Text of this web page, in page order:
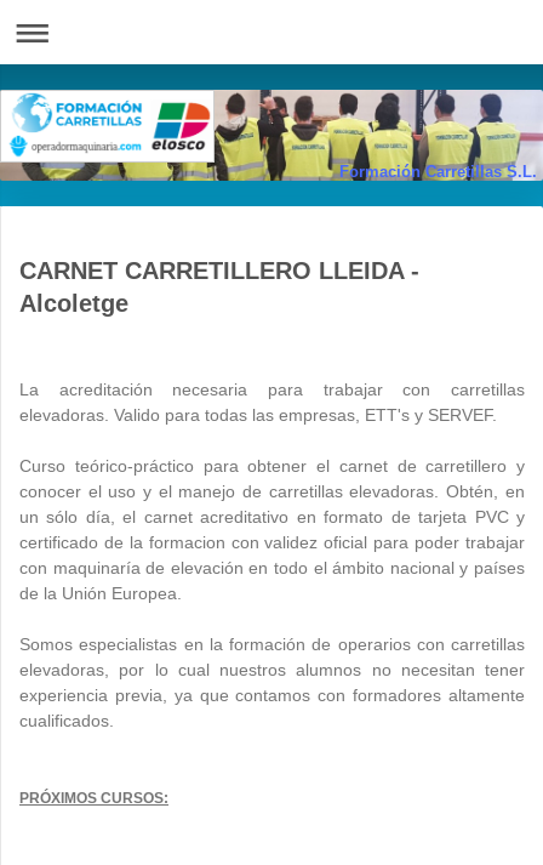
Formación Carretillas S.L.
CARNET CARRETILLERO LLEIDA -
Alcoletge
La acreditación necesaria para trabajar con carretillas
elevadoras. Valido para todas las empresas, ETT's y SERVEF.
Curso teórico-práctico para obtener el carnet de carretillero y
conocer el uso y el manejo de carretillas elevadoras. Obtén, en
un sólo día, el carnet acreditativo en formato de tarjeta PVC y
certificado de la formacion con validez oficial para poder trabajar
con maquinaría de elevación en todo el ámbito nacional y países
de la Unión Europea.
Somos especialistas en la formación de operarios con carretillas
elevadoras, por lo cual nuestros alumnos no necesitan tener
experiencia previa, ya que contamos con formadores altamente
cualificados.
PRÓXIMOS CURSOS: